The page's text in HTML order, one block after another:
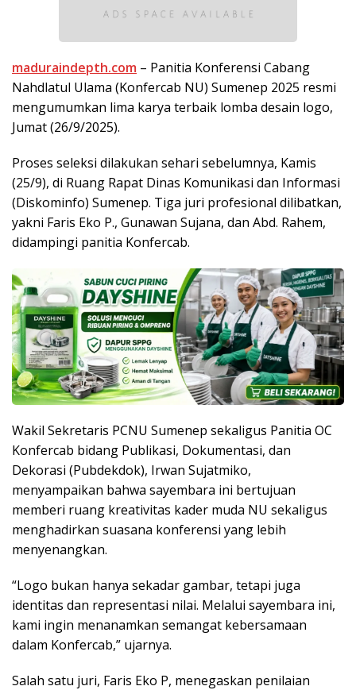
maduraindepth.com – Panitia Konferensi Cabang
Nahdlatul Ulama (Konfercab NU) Sumenep 2025 resmi
mengumumkan lima karya terbaik lomba desain logo,
Jumat (26/9/2025).
Proses seleksi dilakukan sehari sebelumnya, Kamis
(25/9), di Ruang Rapat Dinas Komunikasi dan Informasi
(Diskominfo) Sumenep. Tiga juri profesional dilibatkan,
yakni Faris Eko P., Gunawan Sujana, dan Abd. Rahem,
didampingi panitia Konfercab.
Wakil Sekretaris PCNU Sumenep sekaligus Panitia OC
Konfercab bidang Publikasi, Dokumentasi, dan
Dekorasi (Pubdekdok), Irwan Sujatmiko,
menyampaikan bahwa sayembara ini bertujuan
memberi ruang kreativitas kader muda NU sekaligus
menghadirkan suasana konferensi yang lebih
menyenangkan.
“Logo bukan hanya sekadar gambar, tetapi juga
identitas dan representasi nilai. Melalui sayembara ini,
kami ingin menanamkan semangat kebersamaan
dalam Konfercab,” ujarnya.
Salah satu juri, Faris Eko P, menegaskan penilaian